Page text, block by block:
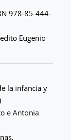
978-85-444-
Eugenio
la infancia y
e Antonia